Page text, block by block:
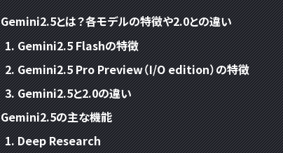
Gemini2.5とは？各モデルの特徴や2.0との違い
Gemini2.5 Flashの特徴
Gemini2.5 Pro Preview（I/O edition）の特徴
Gemini2.5と2.0の違い
Gemini2.5の主な機能
Deep Research